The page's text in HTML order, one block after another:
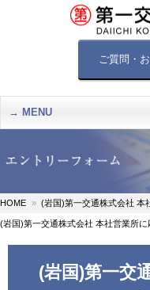
ご質問・
MENU
HOME (岩国)第一交通株式会社 本
(岩国)第一交通株式会社 本社営業所に
(岩国)第一交